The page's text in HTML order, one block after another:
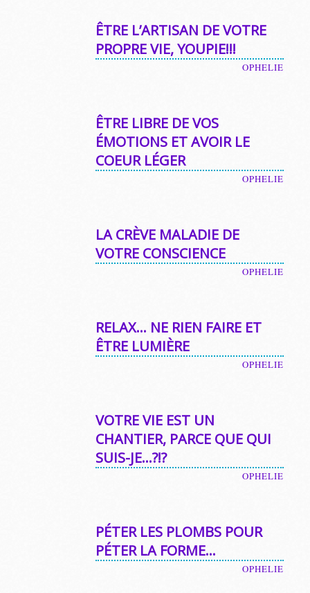
ÊTRE L’ARTISAN DE VOTRE
PROPRE VIE, YOUPIE!!!
OPHELIE
ÊTRE LIBRE DE VOS
ÉMOTIONS ET AVOIR LE
COEUR LÉGER
OPHELIE
LA CRÈVE MALADIE DE
VOTRE CONSCIENCE
OPHELIE
RELAX… NE RIEN FAIRE ET
ÊTRE LUMIÈRE
OPHELIE
VOTRE VIE EST UN
CHANTIER, PARCE QUE QUI
SUIS-JE…?!?
OPHELIE
PÉTER LES PLOMBS POUR
PÉTER LA FORME…
OPHELIE